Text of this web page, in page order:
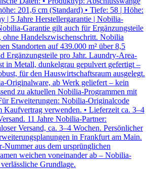
201,6 cm (Standard) • Tiefe: 58 | Höhe:
| 5 Jahre Herstellergarantie | Nobilia-
Garantie gilt auch für Ergänzungsteile
Handelszwischenschritt. Nobilia
Standorten auf 439.000 m² über 8,5
Ergänzungsteile pro Jahr. Laundry-Area-
in Metall, dunkelgrau gepulvert gefertigt –
für den Hauswirtschaftsraum ausgelegt.
Originalware, ab Werk geliefert – kein
zu aktuellen Nobilia-Programmen mit
Erweiterungen: Nobilia-Originalcode
Kaufvertrag verwenden. • Lieferzeit ca. 3–4
11 Jahre Nobilia-Partner:
Versand, ca. 3–4 Wochen. Persönlicher
in Frankfurt am Main.
Nummer aus dem ursprünglichen
weichen voneinander ab – Nobilia-
Grundlage.